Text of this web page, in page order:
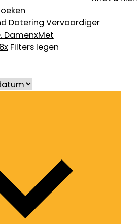
Datering Vervaardiger
DamenxMet
x Filters legen